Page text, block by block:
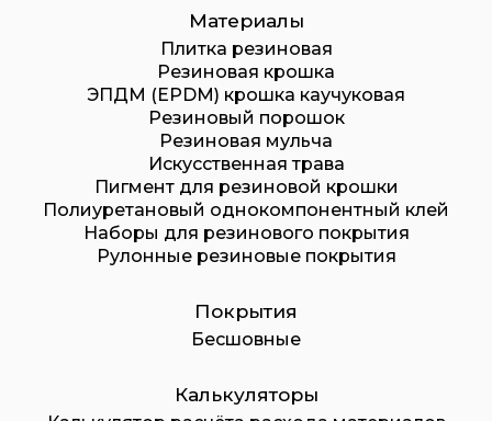
Материалы
Плитка резиновая
Резиновая крошка
ЭПДМ (EPDM) крошка каучуковая
Резиновый порошок
Резиновая мульча
Искусственная трава
Пигмент для резиновой крошки
Полиуретановый однокомпонентный клей
Наборы для резинового покрытия
Рулонные резиновые покрытия
Покрытия
Бесшовные
Калькуляторы